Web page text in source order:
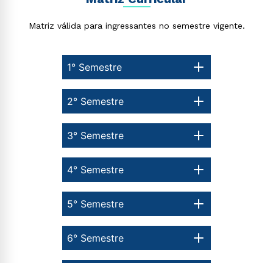
Matriz válida para ingressantes no semestre vigente.
1° Semestre
6° Semestre
5° Semestre
4° Semestre
3° Semestre
2° Semestre